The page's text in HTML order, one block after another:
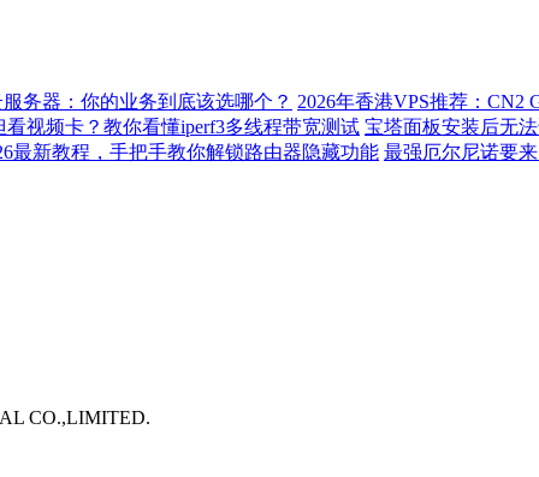
务器：你的业务到底该选哪个？ 2026年香港VPS推荐：
看视频卡？教你看懂iperf3多线程带宽测试 宝塔面板安装后无
最新教程，手把手教你解锁路由器隐藏功能 最强厄尔尼诺要
CO.,LIMITED.